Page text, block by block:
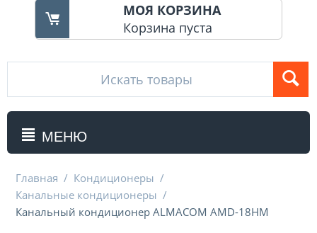
МОЯ КОРЗИНА
Корзина пуста
МЕНЮ
Главная / Кондиционеры /
Канальные кондиционеры /
Канальный кондиционер ALMACOM AMD-18HМ